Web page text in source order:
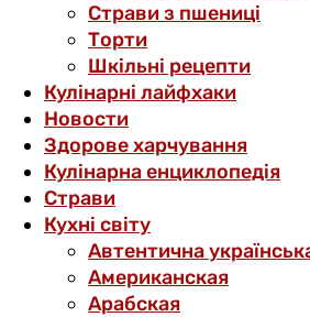
Страви з пшениці
Торти
Шкільні рецепти
Кулінарні лайфхаки
Новости
Здорове харчування
Кулінарна енциклопедія
Страви
Кухні світу
Автентична
Американская
Арабская